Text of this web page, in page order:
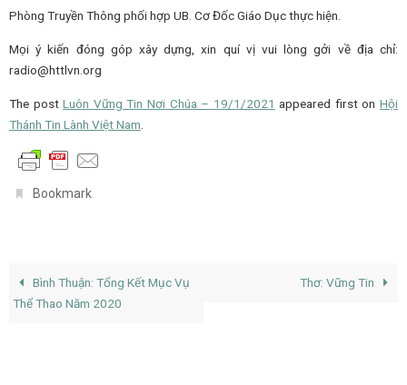
Phòng Truyền Thông phối hợp UB. Cơ Đốc Giáo Dục thực hiện.
Mọi ý kiến đóng góp xây dựng, xin quí vị vui lòng gởi về địa chỉ:
radio@httlvn.org
The postLuôn Vững Tin Nơi Chúa – 19/1/2021 appeared first onHội
Thánh Tin Lành Việt Nam
Bookmark.
Bình Thuận: Tổng Kết Mục Vụ
Thể Thao Năm 2020
Thơ: Vững Tin